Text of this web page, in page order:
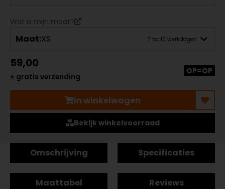
Wat is mijn maat?
Maat:XS 7 tot 10 werkdagen
59,00
+ gratis verzending
OP=OP
In winkelwagen
Bekijk winkelvoorraad
Omschrijving Specificaties
Maattabel Reviews